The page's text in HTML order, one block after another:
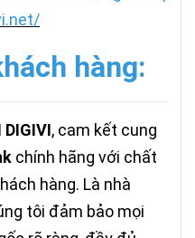
hàng:
, cam kết cung
chính hãng với chất
hàng. Là nhà
tôi đảm bảo mọi